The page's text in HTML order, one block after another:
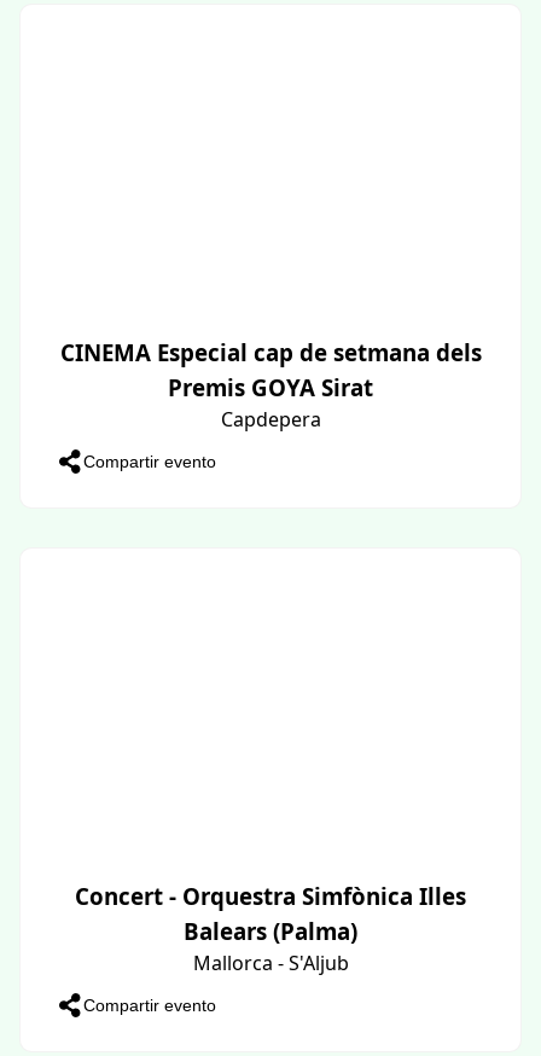
CINEMA Especial cap de setmana dels
Premis GOYA Sirat
Capdepera
Compartir evento
Concert - Orquestra Simfònica Illes
Balears (Palma)
Mallorca - S'Aljub
Compartir evento